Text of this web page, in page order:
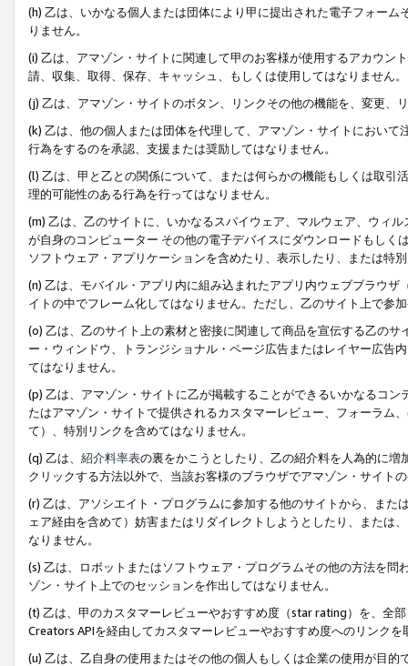
(h) 乙は、いかなる個人または団体により甲に提出された電子フォー
りません。
(i) 乙は、アマゾン・サイトに関連して甲のお客様が使用するアカウン
請、収集、取得、保存、キャッシュ、もしくは使用してはなりません。
(j) 乙は、アマゾン・サイトのボタン、リンクその他の機能を、変更、
(k) 乙は、他の個人または団体を代理して、アマゾン・サイトにおい
行為をするのを承認、支援または奨励してはなりません。
(l) 乙は、甲と乙との関係について、または何らかの機能もしくは取
理的可能性のある行為を行ってはなりません。
(m) 乙は、乙のサイトに、いかなるスパイウェア、マルウェア、ウィ
が自身のコンピューター その他の電子デバイスにダウンロードもし
ソフトウェア・アプリケーションを含めたり、表示したり、または特
(n) 乙は、モバイル・アプリ内に組み込まれたアプリ内ウェブブラウ
イトの中でフレーム化してはなりません。ただし、乙のサイト上で参
(o) 乙は、乙のサイト上の素材と密接に関連して商品を宣伝する乙の
ー・ウィンドウ、トランジショナル・ページ広告またはレイヤー広告
てはなりません。
(p) 乙は、アマゾン・サイトに乙が掲載することができるいかなるコ
たはアマゾン・サイトで提供されるカスタマーレビュー、フォーラム
て）、特別リンクを含めてはなりません。
(q) 乙は、 紹介料率表の裏をかこうとしたり、乙の紹介料を人為的に
クリックする方法以外で、当該お客様のブラウザでアマゾン・サイト
(r) 乙は、アソシエイト・プログラムに参加する他のサイトから、ま
ェア経由を含めて）妨害またはリダイレクトしようとしたり、または
なりません。
(s) 乙は、ロボットまたはソフトウェア・プログラムその他の方法を
ゾン・サイト上でのセッションを作出してはなりません。
(t) 乙は、甲のカスタマーレビューやおすすめ度（star rating）を、全
Creators APIを経由してカスタマーレビューやおすすめ度へのリンクを
(u) 乙は、乙自身の使用またはその他の個人もしくは企業の使用が目